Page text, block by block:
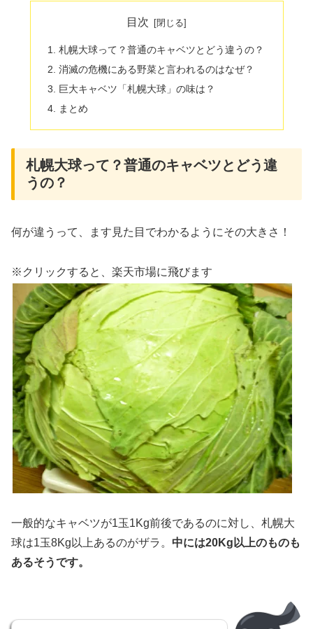
目次
札幌大球って？普通のキャベツとどう違うの？
消滅の危機にある野菜と言われるのはなぜ？
巨大キャベツ「札幌大球」の味は？
まとめ
札幌大球って？普通のキャベツとどう違
うの？
何が違うって、ます見た目でわかるようにその大きさ！
※クリックすると、楽天市場に飛びます
一般的なキャベツが1玉1Kg前後であるのに対し、札幌大
球は1玉8Kg以上あるのがザラ。 中には20Kg以上のものも
あるそうです。